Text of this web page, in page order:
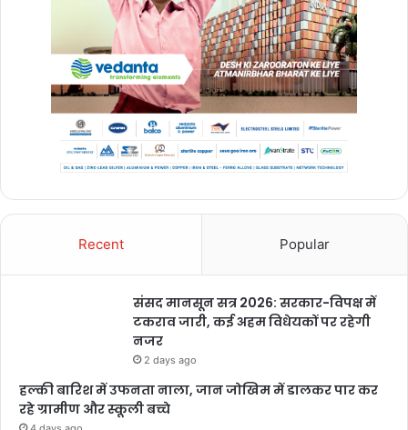
Recent Popular
संसद मानसून सत्र 2026: सरकार-विपक्ष में
टकराव जारी, कई अहम विधेयकों पर रहेगी
नजर
2 days ago
हल्की बारिश में उफनता नाला, जान जोखिम में डालकर पार कर
रहे ग्रामीण और स्कूली बच्चे